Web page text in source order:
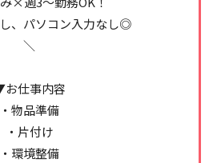
、パソコン入力なし◎
＼
仕事内容
・物品準備
・片付け
・環境整備